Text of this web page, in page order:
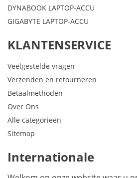
DYNABOOK LAPTOP-ACCU
GIGABYTE LAPTOP-ACCU
KLANTENSERVICE
Veelgestelde vragen
Verzenden en retourneren
Betaalmethoden
Over Ons
Alle categorieën
Sitemap
Internationale